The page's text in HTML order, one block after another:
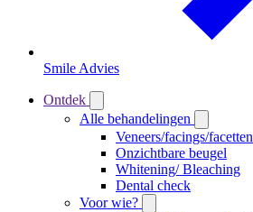
Smile Advies
Ontdek
Alle behandelingen
Veneers/facings/facetten
Onzichtbare beugel
Whitening/ Bleaching
Dental check
Voor wie?